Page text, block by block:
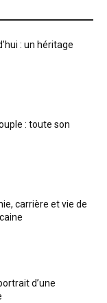
: un héritage
: toute son
carrière et vie de
d’une